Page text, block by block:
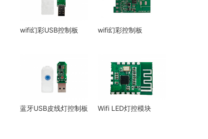
wifi幻彩USB控制板 wifi幻彩控制板
蓝牙USB皮线灯控制板 Wifi LED灯控模块